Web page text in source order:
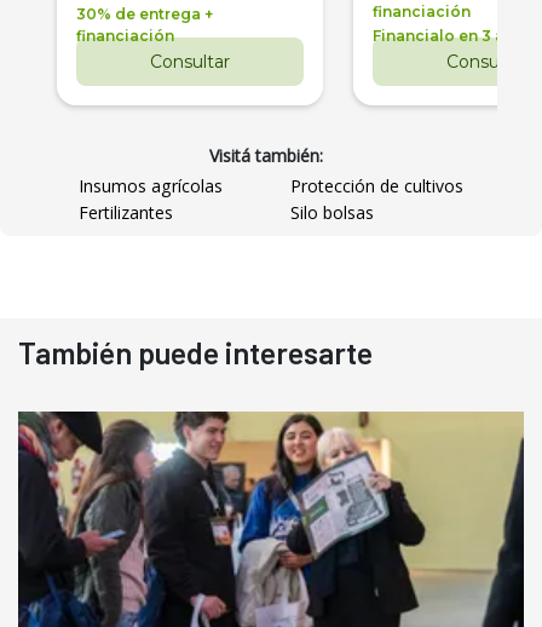
30% de entrega +
financiación
Consultar
financiación
Financialo en 3 años
Consultar
Visitá también:
Insumos agrícolas
Protección de cultivos
Fertilizantes
Silo bolsas
También puede interesarte